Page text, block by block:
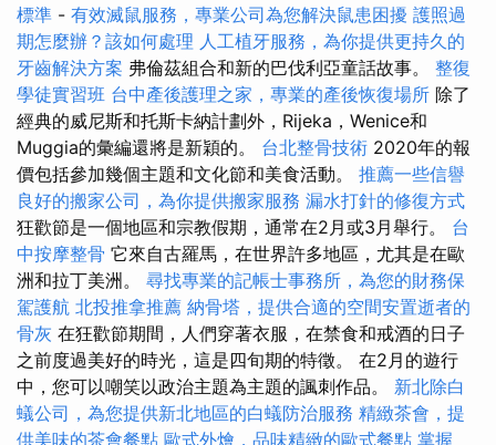
標準 - 有效滅鼠服務，專業公司為您解決鼠患困擾 護照過
期怎麼辦？該如何處理 人工植牙服務，為你提供更持久的
牙齒解決方案 弗倫茲組合和新的巴伐利亞童話故事。 整復
學徒實習班 台中產後護理之家，專業的產後恢復場所 除了
經典的威尼斯和托斯卡納計劃外，Rijeka，Wenice和
Muggia的彙編還將是新穎的。 台北整骨技術 2020年的報
價包括參加幾個主題和文化節和美食活動。 推薦一些信譽
良好的搬家公司，為你提供搬家服務 漏水打針的修復方式
狂歡節是一個地區和宗教假期，通常在2月或3月舉行。 台
中按摩整骨 它來自古羅馬，在世界許多地區，尤其是在歐
洲和拉丁美洲。 尋找專業的記帳士事務所，為您的財務保
駕護航 北投推拿推薦 納骨塔，提供合適的空間安置逝者的
骨灰 在狂歡節期間，人們穿著衣服，在禁食和戒酒的日子
之前度過美好的時光，這是四旬期的特徵。 在2月的遊行
中，您可以嘲笑以政治主題為主題的諷刺作品。 新北除白
蟻公司，為您提供新北地區的白蟻防治服務 精緻茶會，提
供美味的茶會餐點 歐式外燴，品味精緻的歐式餐點 掌握